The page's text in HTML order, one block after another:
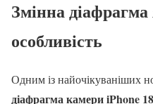
Змінна
особливість
Одним із найочікуваніших
діафрагма камери iPhone